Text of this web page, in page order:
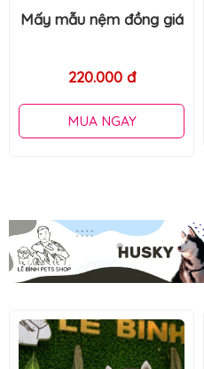
Mấy mẫu nệm đồng giá
220.000 đ
MUA NGAY